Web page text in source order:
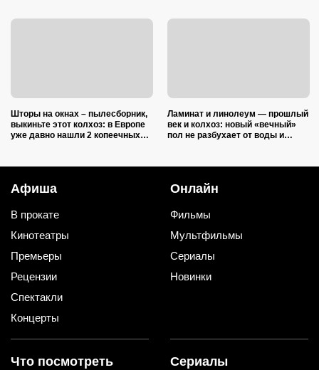
Шторы на окнах – пылесборник,
выкиньте этот колхоз: в Европе
уже давно нашли 2 копеечных
Ламинат и линолеум — прошлый
век и колхоз: новый «вечный»
пол не разбухает от воды и
Афиша
В прокате
Кинотеатры
Премьеры
Рецензии
Спектакли
Концерты
Онлайн
Фильмы
Мультфильмы
Сериалы
Новинки
Что посмотреть Сериалы